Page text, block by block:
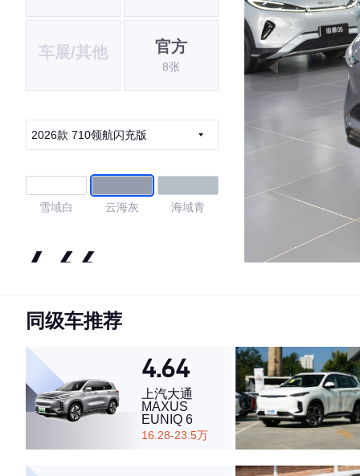
车展/其他 官方
8张
2026款 710领航闪充版
雪域白 云海灰 海域青
4.66
·外观表现一般，低于77%同级车
·空间表现一般，低于61%同级车
同级车推荐
4.64
上汽大通
MAXUS
EUNIQ 6
16.28-23.5万